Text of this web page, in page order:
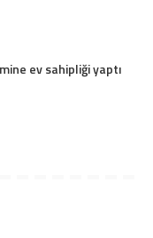
ev sahipliği yaptı